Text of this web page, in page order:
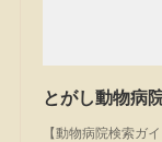
とがし動物病
【動物病院検索ガ